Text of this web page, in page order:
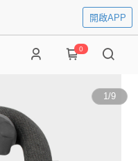
開啟APP
0
1/9